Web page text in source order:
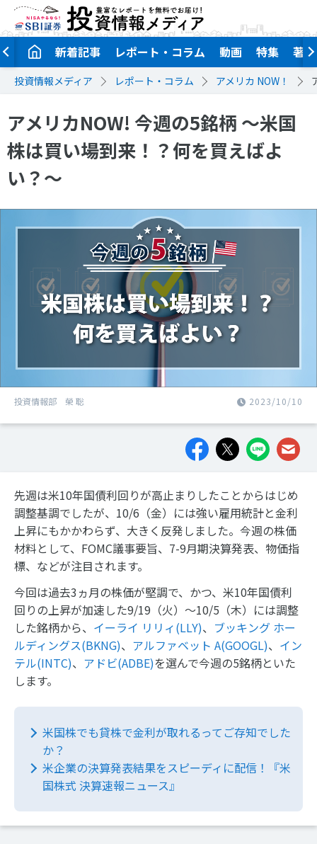
新着記事 レポート・コラム 動画 特集 著者
投資情報メディア レポート・コラム アメリカ NOW！
アメリカNOW! 今週の5銘柄 ～米国
株は買い場到来！？何を買えばよ
い？～
投資情報部 榮 聡 2023/10/10
先週は米10年国債利回りが高止まりしたことからはじめ
調整基調でしたが、10/6（金）には強い雇用統計と金利
上昇にもかかわらず、大きく反発しました。今週の株価
材料として、FOMC議事要旨、7-9月期決算発表、物価指
標、などが注目されます。
今回は過去3ヵ月の株価が堅調で、かつ、米10年国債利
回りの上昇が加速した9/19（火）～10/5（木）には調整
した銘柄から、 イーライ リリィ(LLY)、 ブッキング ホー
ルディングス(BKNG)、 アルファベット A(GOOGL)、 イン
テル(INTC)、 アドビ(ADBE)を選んで今週の5銘柄といた
します。
米国株でも貸株で金利が取れるってご存知でした
か？
米企業の決算発表結果をスピーディに配信！『米
国株式 決算速報ニュース』